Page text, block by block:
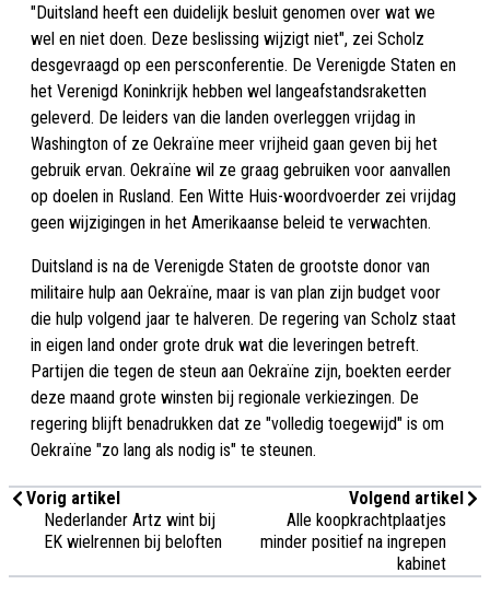
"Duitsland heeft een duidelijk besluit genomen over wat we
wel en niet doen. Deze beslissing wijzigt niet", zei Scholz
desgevraagd op een persconferentie. De Verenigde Staten en
het Verenigd Koninkrijk hebben wel langeafstandsraketten
geleverd. De leiders van die landen overleggen vrijdag in
Washington of ze Oekraïne meer vrijheid gaan geven bij het
gebruik ervan. Oekraïne wil ze graag gebruiken voor aanvallen
op doelen in Rusland. Een Witte Huis-woordvoerder zei vrijdag
geen wijzigingen in het Amerikaanse beleid te verwachten.
Duitsland is na de Verenigde Staten de grootste donor van
militaire hulp aan Oekraïne, maar is van plan zijn budget voor
die hulp volgend jaar te halveren. De regering van Scholz staat
in eigen land onder grote druk wat die leveringen betreft.
Partijen die tegen de steun aan Oekraïne zijn, boekten eerder
deze maand grote winsten bij regionale verkiezingen. De
regering blijft benadrukken dat ze "volledig toegewijd" is om
Oekraïne "zo lang als nodig is" te steunen.
Vorig artikel
Nederlander Artz wint bij
EK wielrennen bij beloften
Volgend artikel
Alle koopkrachtplaatjes
minder positief na ingrepen
kabinet